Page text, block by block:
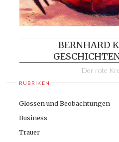
BERNHARD
Der rote
RUBRIKEN
Glossen und Beobachtungen
Business
Trauer